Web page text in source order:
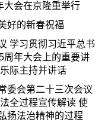
大会在京隆重举行
好的新春祝福
学习贯彻习近平总书
周年大会上的重要讲
际主持并讲话
委会第二十三次会议
全过程宣传解读 使
扬法治精神的过程